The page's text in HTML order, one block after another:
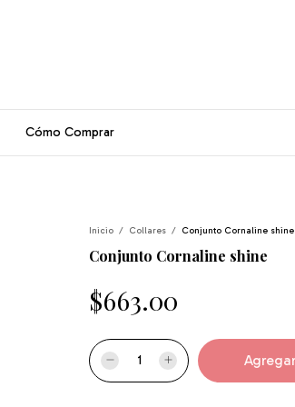
Cómo Comprar
Inicio / Collares / Conjunto Cornaline shine
Conjunto Cornaline shine
$663.00